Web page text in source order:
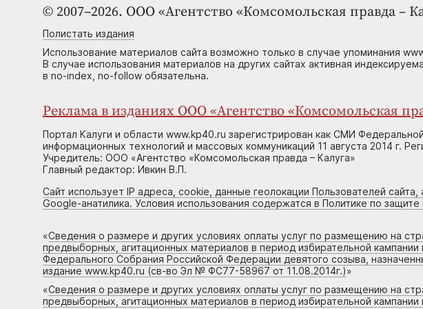
© 2007–2026. ООО «Агентство «Комсомольская правда –
Полистать издания
Использование материалов сайта возможно только в случае упоминания
В случае использования материалов на других сайтах активная
в no-index, no-follow обязательна.
Реклама в изданиях ООО «Агентство «Комсомольская
Портал Калуги и области www.kp40.ru зарегистрирован как СМИ
информационных технологий и массовых коммуникаций 11 августа 2014 г.
Учредитель: ООО «Агентство «Комсомольская правда – Калуга»
Главный редактор: Ивкин В.П.
Сайт использует IP адреса, cookie, данные геолокации Пользователей
Google-анатилика. Условия использования содержатся в Политике по
«Сведения о размере и других условиях оплаты услуг по размещению на
предвыборных, агитационных материалов в период избирательной
Федерального Собрания Российской Федерации девятого созыва,
издание www.kp40.ru (св-во Эл № ФС77-58967 от 11.08.2014г.)»
«Сведения о размере и других условиях оплаты услуг по размещению на
предвыборных, агитационных материалов в период избирательной